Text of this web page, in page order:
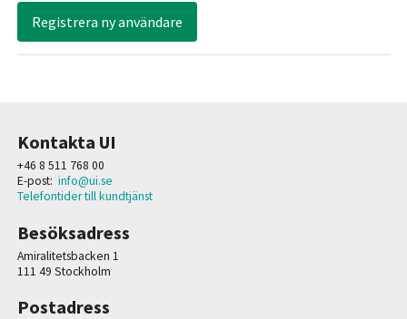
Registrera ny användare
Kontakta UI
+46 8 511 768 00
E-post: info@ui.se
Telefontider till kundtjänst
Besöksadress
Amiralitetsbacken 1
111 49 Stockholm
Postadress